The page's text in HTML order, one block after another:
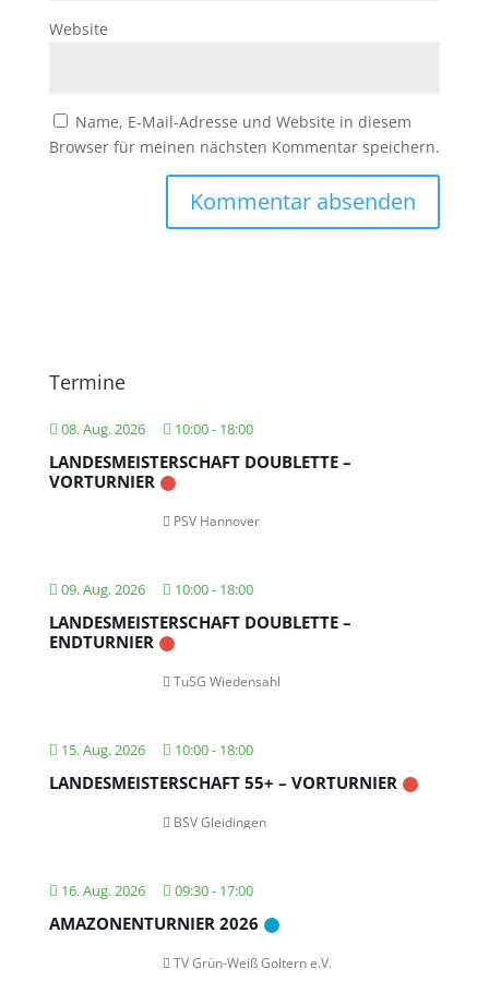
Website
Name, E-Mail-Adresse und Website in diesem
Browser für meinen nächsten Kommentar speichern.
Termine
08. Aug. 2026 10:00- 18:00
LANDESMEISTERSCHAFT DOUBLETTE –
VORTURNIER
PSV Hannover
09. Aug. 2026 10:00- 18:00
LANDESMEISTERSCHAFT DOUBLETTE –
ENDTURNIER
TuSG Wiedensahl
15. Aug. 2026 10:00- 18:00
LANDESMEISTERSCHAFT 55+ – VORTURNIER
BSV Gleidingen
16. Aug. 2026 09:30- 17:00
AMAZONENTURNIER 2026
TV Grün-Weiß Goltern e.V.